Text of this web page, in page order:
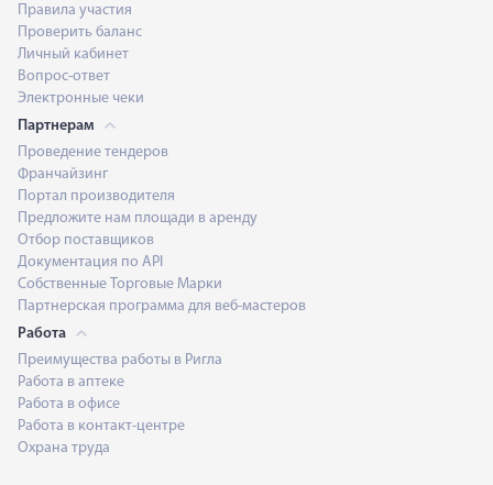
Правила участия
Проверить баланс
Личный кабинет
Вопрос-ответ
Электронные чеки
Партнерам
Проведение тендеров
Франчайзинг
Портал производителя
Предложите нам площади в аренду
Отбор поставщиков
Документация по API
Собственные Торговые Марки
Партнерская программа для веб-мастеров
Работа
Преимущества работы в Ригла
Работа в аптеке
Работа в офисе
Работа в контакт-центре
Охрана труда